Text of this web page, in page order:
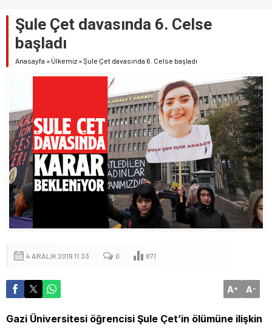
Şule Çet davasında 6. Celse
başladı
Anasayfa » Ülkemiz »Şule Çet davasında 6. Celse başladı
4 ARALIK 2019 11:33 0 871
A+ A-
Gazi Üniversitesi öğrencisi Şule Çet’in ölümüne ilişkin